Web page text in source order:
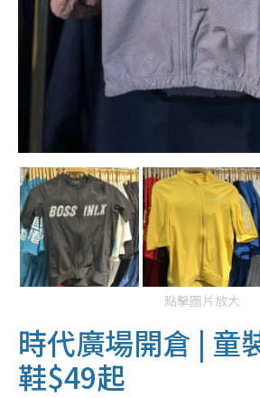
點擊圖片放大
時代廣場開倉 | 童
鞋$49起